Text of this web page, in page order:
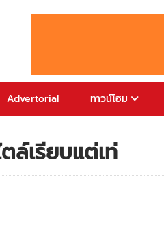
Advertorial ทาวน์โฮม
ล์เรียบแต่เท่